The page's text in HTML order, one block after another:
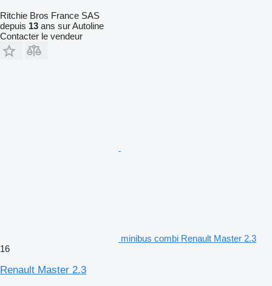
Ritchie Bros France SAS
depuis 13 ans sur Autoline
Contacter le vendeur
minibus combi Renault Master 2.3
16
Renault Master 2.3